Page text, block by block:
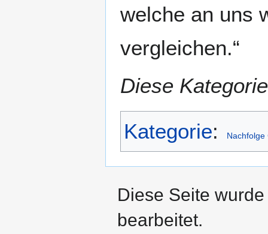
welche an uns
vergleichen.“
Diese
Kategorie: Nachfolge
Diese Seite
bearbeitet.